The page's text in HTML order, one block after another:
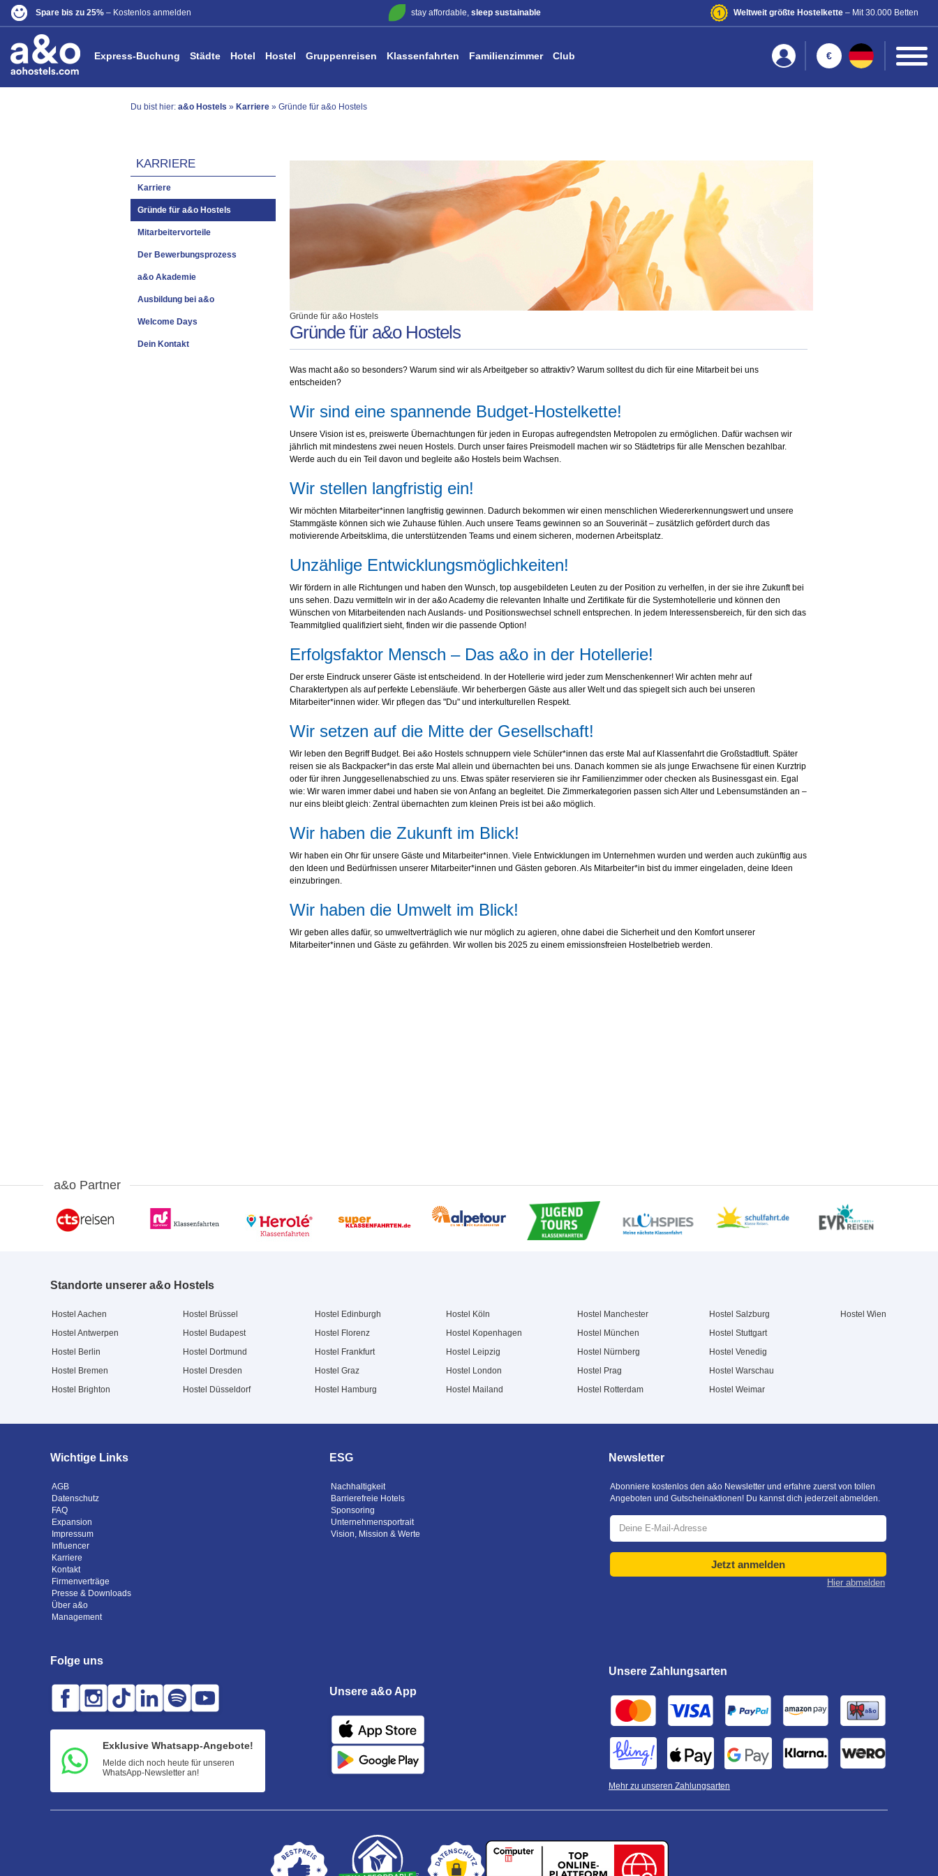
Spare bis zu 25% – Kostenlos anmelden stay affordable, sleep sustainable Weltweit größte Hostelkette– Mit 30.000 Betten
Express-Buchung Städte Hotel Hostel Gruppenreisen Klassenfahrten Familienzimmer Club €
Du bist hier: a&o Hostels » Karriere » Gründe für a&o Hostels
KARRIERE
Karriere
Gründe für a&o Hostels
Mitarbeitervorteile
Der Bewerbungsprozess
a&o Akademie
Ausbildung bei a&o
Welcome Days
Dein Kontakt
Gründe für a&o Hostels
Gründe für a&o Hostels
Was macht a&o so besonders? Warum sind wir als Arbeitgeber so attraktiv? Warum solltest du dich für eine Mitarbeit bei uns
entscheiden?
Wir sind eine spannende Budget-Hostelkette!
Unsere Vision ist es, preiswerte Übernachtungen für jeden in Europas aufregendsten Metropolen zu ermöglichen. Dafür wachsen wir
jährlich mit mindestens zwei neuen Hostels. Durch unser faires Preismodell machen wir so Städtetrips für alle Menschen bezahlbar.
Werde auch du ein Teil davon und begleite a&o Hostels beim Wachsen.
Wir stellen langfristig ein!
Wir möchten Mitarbeiter*innen langfristig gewinnen. Dadurch bekommen wir einen menschlichen Wiedererkennungswert und unsere
Stammgäste können sich wie Zuhause fühlen. Auch unsere Teams gewinnen so an Souverinät – zusätzlich gefördert durch das
motivierende Arbeitsklima, die unterstützenden Teams und einem sicheren, modernen Arbeitsplatz.
Unzählige Entwicklungsmöglichkeiten!
Wir fördern in alle Richtungen und haben den Wunsch, top ausgebildeten Leuten zu der Position zu verhelfen, in der sie ihre Zukunft bei
uns sehen. Dazu vermitteln wir in der a&o Academy die relevanten Inhalte und Zertifikate für die Systemhotellerie und können den
Wünschen von Mitarbeitenden nach Auslands- und Positionswechsel schnell entsprechen. In jedem Interessensbereich, für den sich das
Teammitglied qualifiziert sieht, finden wir die passende Option!
Erfolgsfaktor Mensch – Das a&o in der Hotellerie!
Der erste Eindruck unserer Gäste ist entscheidend. In der Hotellerie wird jeder zum Menschenkenner! Wir achten mehr auf
Charaktertypen als auf perfekte Lebensläufe. Wir beherbergen Gäste aus aller Welt und das spiegelt sich auch bei unseren
Mitarbeiter*innen wider. Wir pflegen das "Du" und interkulturellen Respekt.
Wir setzen auf die Mitte der Gesellschaft!
Wir leben den Begriff Budget. Bei a&o Hostels schnuppern viele Schüler*innen das erste Mal auf Klassenfahrt die Großstadtluft. Später
reisen sie als Backpacker*in das erste Mal allein und übernachten bei uns. Danach kommen sie als junge Erwachsene für einen Kurztrip
oder für ihren Junggesellenabschied zu uns. Etwas später reservieren sie ihr Familienzimmer oder checken als Businessgast ein. Egal
wie: Wir waren immer dabei und haben sie von Anfang an begleitet. Die Zimmerkategorien passen sich Alter und Lebensumständen an –
nur eins bleibt gleich: Zentral übernachten zum kleinen Preis ist bei a&o möglich.
Wir haben die Zukunft im Blick!
Wir haben ein Ohr für unsere Gäste und Mitarbeiter*innen. Viele Entwicklungen im Unternehmen wurden und werden auch zukünftig aus
den Ideen und Bedürfnissen unserer Mitarbeiter*innen und Gästen geboren. Als Mitarbeiter*in bist du immer eingeladen, deine Ideen
einzubringen.
Wir haben die Umwelt im Blick!
Wir geben alles dafür, so umweltverträglich wie nur möglich zu agieren, ohne dabei die Sicherheit und den Komfort unserer
Mitarbeiter*innen und Gäste zu gefährden. Wir wollen bis 2025 zu einem emissionsfreien Hostelbetrieb werden.
a&o Partner
Standorte unserer a&o Hostels
Hostel Aachen
Hostel Antwerpen
Hostel Berlin
Hostel Bremen
Hostel Brighton
Hostel Brüssel
Hostel Budapest
Hostel Dortmund
Hostel Dresden
Hostel Düsseldorf
Hostel Edinburgh
Hostel Florenz
Hostel Frankfurt
Hostel Graz
Hostel Hamburg
Hostel Köln
Hostel Kopenhagen
Hostel Leipzig
Hostel London
Hostel Mailand
Hostel Manchester
Hostel München
Hostel Nürnberg
Hostel Prag
Hostel Rotterdam
Hostel Salzburg
Hostel Stuttgart
Hostel Venedig
Hostel Warschau
Hostel Weimar
Hostel Wien
Wichtige Links
AGB
Datenschutz
FAQ
Expansion
Impressum
Influencer
Karriere
Kontakt
Firmenverträge
Presse & Downloads
Über a&o
Management
ESG
Nachhaltigkeit
Barrierefreie Hotels
Sponsoring
Unternehmensportrait
Vision, Mission & Werte
Newsletter
Abonniere kostenlos den a&o Newsletter und erfahre zuerst von tollen
Angeboten und Gutscheinaktionen! Du kannst dich jederzeit abmelden.
Jetzt anmelden
Hier abmelden
Folge uns
Exklusive Whatsapp-Angebote!
Melde dich noch heute für unseren
WhatsApp-Newsletter an!
Unsere a&o App
Unsere Zahlungsarten
Mehr zu unseren Zahlungsarten